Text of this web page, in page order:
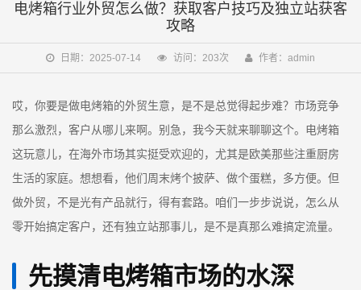
电烤箱行业外贸怎么做？获取客户技巧及独立站获客
攻略
日期：2025-07-14 访问：203次 作者：admin
哎，你要是做电烤箱的外贸生意，是不是总觉得起步难？市场竞争
那么激烈，客户从哪儿来啊。别急，我今天就来聊聊这个。电烤箱
这玩意儿，在海外市场其实挺受欢迎的，尤其是欧美那些注重厨房
生活的家庭。想想看，他们周末烤个披萨、做个蛋糕，多方便。但
做外贸，不是光有产品就行，得有套路。咱们一步步说说，怎么从
零开始搞定客户，还有独立站那事儿，是不是真那么难搞定流量。
先摸清电烤箱市场的水深